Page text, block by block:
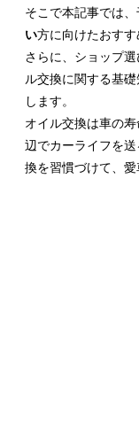
そこで本記事では
い方に向けたおすす
さらに、ショップ
ル交換に関する基
します。
オイル交換は車の
辺でカーライフを
換を習慣づけて、